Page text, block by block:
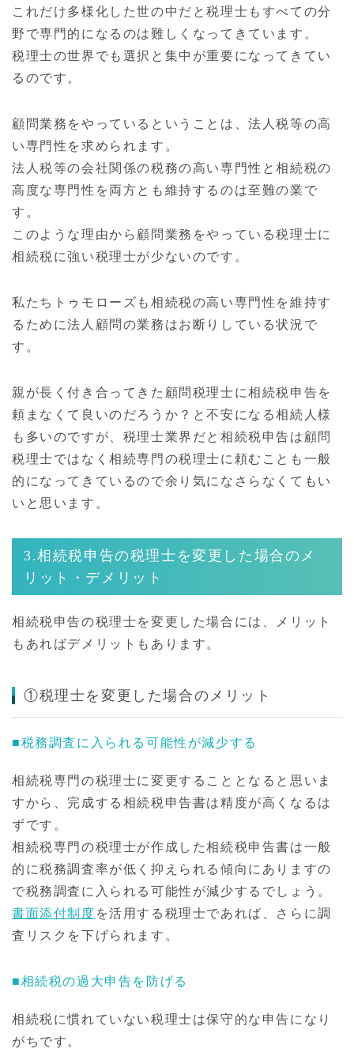
これだけ多様化した世の中だと税理士もすべての分
野で専門的になるのは難しくなってきています。
税理士の世界でも選択と集中が重要になってきてい
るのです。
顧問業務をやっているということは、法人税等の高
い専門性を求められます。
法人税等の会社関係の税務の高い専門性と相続税の
高度な専門性を両方とも維持するのは至難の業で
す。
このような理由から顧問業務をやっている税理士に
相続税に強い税理士が少ないのです。
私たちトゥモローズも相続税の高い専門性を維持す
るために法人顧問の業務はお断りしている状況で
す。
親が長く付き合ってきた顧問税理士に相続税申告を
頼まなくて良いのだろうか？と不安になる相続人様
も多いのですが、税理士業界だと相続税申告は顧問
税理士ではなく相続専門の税理士に頼むことも一般
的になってきているので余り気になさらなくてもい
いと思います。
3.相続税申告の税理士を変更した場合のメ
リット・デメリット
相続税申告の税理士を変更した場合には、メリット
もあればデメリットもあります。
①税理士を変更した場合のメリット
■税務調査に入られる可能性が減少する
相続税専門の税理士に変更することとなると思いま
すから、完成する相続税申告書は精度が高くなるは
ずです。
相続税専門の税理士が作成した相続税申告書は一般
的に税務調査率が低く抑えられる傾向にありますの
で税務調査に入られる可能性が減少するでしょう。
書面添付制度 を活用する税理士であれば、さらに調
査リスクを下げられます。
■相続税の過大申告を防げる
相続税に慣れていない税理士は保守的な申告になり
がちです。